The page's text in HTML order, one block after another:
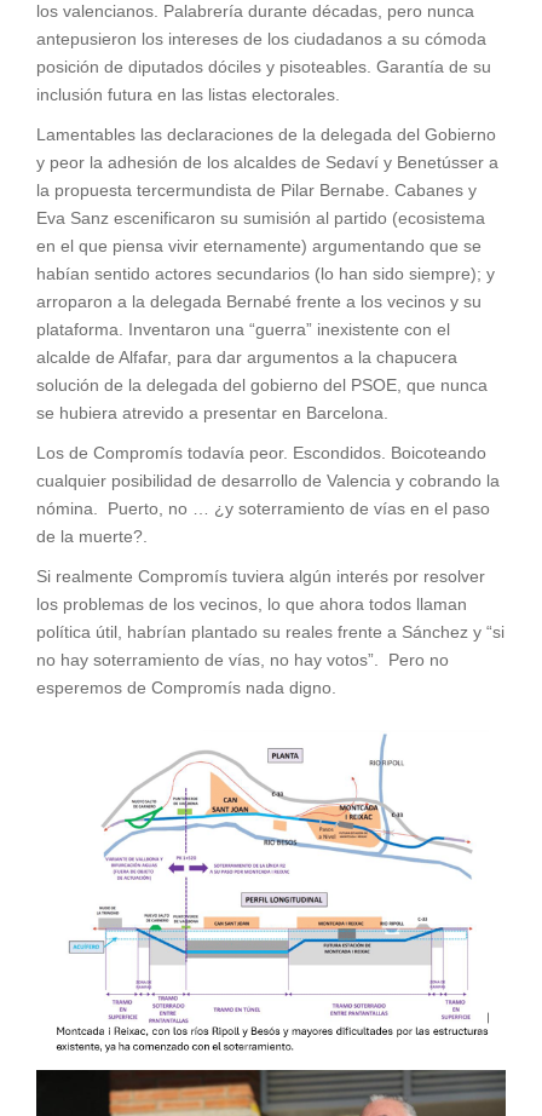
los valencianos. Palabrería durante décadas, pero nunca
antepusieron los intereses de los ciudadanos a su cómoda
posición de diputados dóciles y pisoteables. Garantía de su
inclusión futura en las listas electorales.
Lamentables las declaraciones de la delegada del Gobierno
y peor la adhesión de los alcaldes de Sedaví y Benetússer a
la propuesta tercermundista de Pilar Bernabe. Cabanes y
Eva Sanz escenificaron su sumisión al partido (ecosistema
en el que piensa vivir eternamente) argumentando que se
habían sentido actores secundarios (lo han sido siempre); y
arroparon a la delegada Bernabé frente a los vecinos y su
plataforma. Inventaron una “guerra” inexistente con el
alcalde de Alfafar, para dar argumentos a la chapucera
solución de la delegada del gobierno del PSOE, que nunca
se hubiera atrevido a presentar en Barcelona.
Los de Compromís todavía peor. Escondidos. Boicoteando
cualquier posibilidad de desarrollo de Valencia y cobrando la
nómina. Puerto, no … ¿y soterramiento de vías en el paso
de la muerte?.
Si realmente Compromís tuviera algún interés por resolver
los problemas de los vecinos, lo que ahora todos llaman
política útil, habrían plantado su reales frente a Sánchez y “si
no hay soterramiento de vías, no hay votos”. Pero no
esperemos de Compromís nada digno.